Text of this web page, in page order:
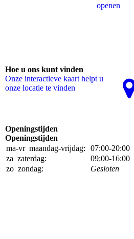
openen
Hoe u ons kunt vinden
Onze interactieve kaart helpt u
onze locatie te vinden
Openingstijden
Openingstijden
ma-vr maandag-vrijdag:
07:00-20:00
za zaterdag:
09:00-16:00
zo zondag: Gesloten